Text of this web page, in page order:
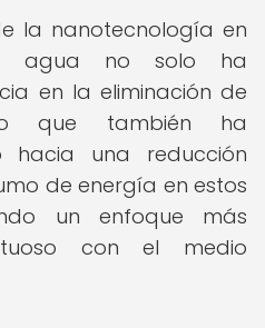
la nanotecnología en
agua no solo ha
en la eliminación de
que también ha
hacia una reducción
de energía en estos
un enfoque más
con el medio